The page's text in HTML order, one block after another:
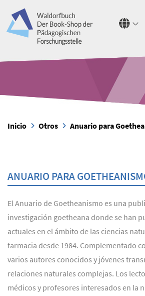
Inicio Otros Anuario para
ANUARIO PARA
El Anuario de Goetheanismo es una
investigación goetheana donde se han
actuales en el ámbito de las ciencias
farmacia desde 1984. Complementado
varios autores conocidos y jóvenes
relaciones naturales complejas. Los
médicos y profesores interesados en la